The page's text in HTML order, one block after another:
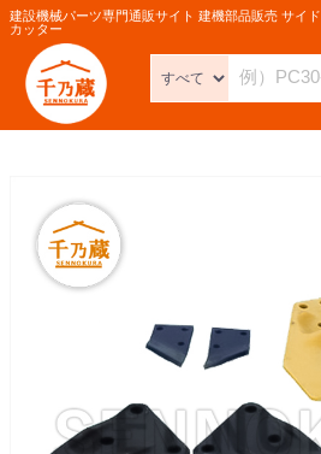
建設機械パーツ専門通販サイト 建機部品販売 サイド
カッター